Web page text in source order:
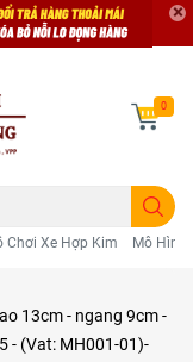
Chơi Xe Hợp Kim Mô Hình
0
13cm - ngang 9cm -
- (Vat: MH001-01)-